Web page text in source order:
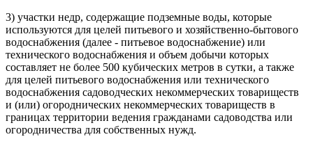
3) участки недр, содержащие подземные воды, которые
используются для целей питьевого и хозяйственно-бытового
водоснабжения (далее - питьевое водоснабжение) или
технического водоснабжения и объем добычи которых
составляет не более 500 кубических метров в сутки, а также
для целей питьевого водоснабжения или технического
водоснабжения садоводческих некоммерческих товариществ
и (или) огороднических некоммерческих товариществ в
границах территории ведения гражданами садоводства или
огородничества для собственных нужд.